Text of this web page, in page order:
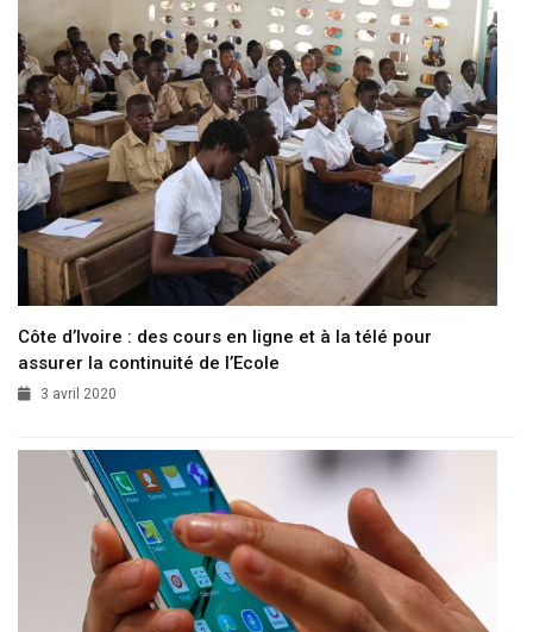
Côte d’Ivoire : des cours en ligne et à la télé pour
assurer la continuité de l’Ecole
3 avril 2020